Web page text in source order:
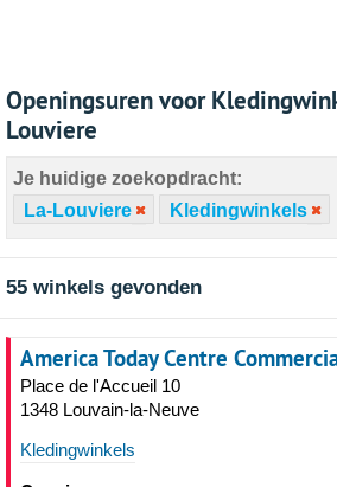
Openingsuren voor
Louviere
Je huidige zoekopdracht:
La-Louviere
Kledingwinkels
55 winkels gevonden
America Today Centre
Place de l'Accueil 10
1348 Louvain-la-Neuve
Kledingwinkels